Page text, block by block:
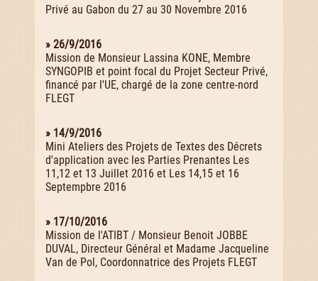
Privé au Gabon du 27 au 30 Novembre 2016
» 26/9/2016
Mission de Monsieur Lassina KONE, Membre
SYNGOPIB et point focal du Projet Secteur Privé,
financé par l'UE, chargé de la zone centre-nord
FLEGT
» 14/9/2016
Mini Ateliers des Projets de Textes des Décrets
d'application avec les Parties Prenantes Les
11,12 et 13 Juillet 2016 et Les 14,15 et 16
Septempbre 2016
» 17/10/2016
Mission de l'ATIBT / Monsieur Benoit JOBBE
DUVAL, Directeur Général et Madame Jacqueline
Van de Pol, Coordonnatrice des Projets FLEGT